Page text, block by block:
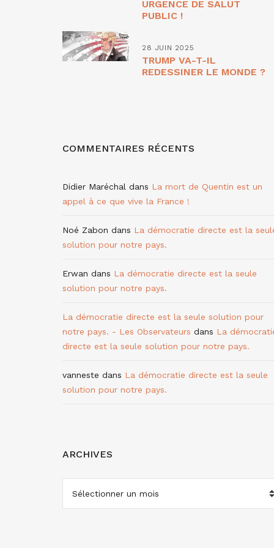
URGENCE DE SALUT
PUBLIC !
28 JUIN 2025
TRUMP VA-T-IL
REDESSINER LE MONDE ?
COMMENTAIRES RÉCENTS
Didier Maréchal dans La mort de Quentin est un
appel à ce que vive la France !
Noé Zabon dans La démocratie directe est la
solution pour notre pays.
Erwan dans La démocratie directe est la seule
solution pour notre pays.
La démocratie directe est la seule solution pour
notre pays. - Les Observateurs dans La
directe est la seule solution pour notre pays.
vanneste dans La démocratie directe est la seule
solution pour notre pays.
ARCHIVES
ARCHIVES